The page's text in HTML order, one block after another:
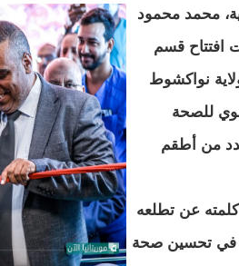
محمد محمود
افتتاح قسم
نواكشوط
للصحة
من أطقم
عن تطلعه
في تحسين صحة